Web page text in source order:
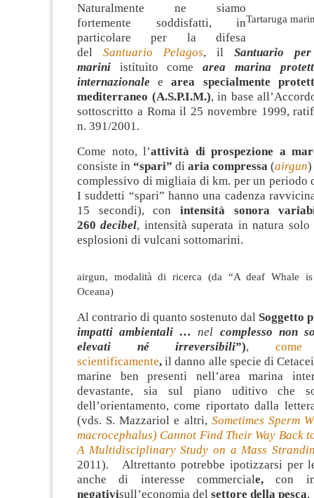
Tartaruga
Naturalmente ne siamo
fortemente soddisfatti, in
particolare per la difesa
del Santuario Pelagos, il Santuario
marini istituito comearea marina
internazionale earea specialmente
mediterraneo (A.S.P.I.M.), in base
sottoscritto a Roma il 25 novembre 1999,
n. 391/2001.
Come noto, l’attività di prospezione a
consiste in “spari” di aria compressa (airgun)
complessivo di migliaia di km. per un periodo
I suddetti “spari” hanno una cadenza
15 secondi), con intensità sonora
260decibel, intensità superata in natura
esplosioni di vulcani sottomarini.
airgun, modalità di ricerca (da “A deaf Whale
Oceana)
Al contrario di quanto sostenuto dal Soggetto
impatti ambientali …nel complesso non
elevati né irreversibili”), come
scientificamente, il danno alle specie di
marine ben presenti nell’area marina
devastante, sia sul piano uditivo che
dell’orientamento, come riportato dalla
(vds. S. Mazzariol e altri, Sometimes Sperm
macrocephalus) Cannot Find Their Way Back
A Multidisciplinary Study on a Mass
2011). Altrettanto potrebbe ipotizzarsi per
anche di interesse commerciale,con
negativisull’economia del settore della pesca.